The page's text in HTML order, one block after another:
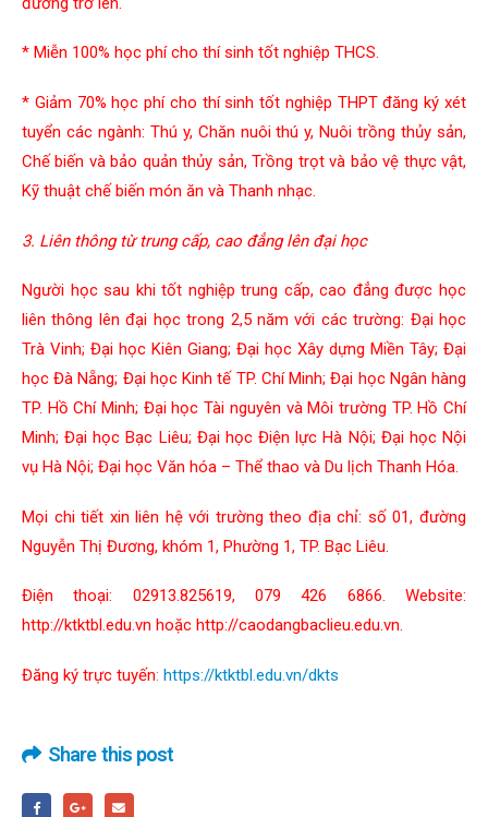
* Miễn 100% học phí cho thí sinh tốt nghiệp THCS.
* Giảm 70% học phí cho thí sinh tốt nghiệp THPT đăng ký xét
tuyển các ngành: Thú y, Chăn nuôi thú y, Nuôi trồng thủy sản,
Chế biến và bảo quản thủy sản, Trồng trọt và bảo vệ thực vật,
Kỹ thuật chế biến món ăn và Thanh nhạc.
3. Liên thông từ trung cấp, cao đẳng lên đại học
Người học sau khi tốt nghiệp trung cấp, cao đẳng được học
liên thông lên đại học trong 2,5 năm với các trường: Đại học
Trà Vinh; Đại học Kiên Giang; Đại học Xây dựng Miền Tây; Đại
học Đà Nẵng; Đại học Kinh tế TP. Chí Minh; Đại học Ngân hàng
TP. Hồ Chí Minh; Đại học Tài nguyên và Môi trường TP. Hồ Chí
Minh; Đại học Bạc Liêu; Đại học Điện lực Hà Nội; Đại học Nội
vụ Hà Nội; Đại học Văn hóa – Thể thao và Du lịch Thanh Hóa.
Mọi chi tiết xin liên hệ với trường theo địa chỉ: số 01, đường
Nguyễn Thị Đương, khóm 1, Phường 1, TP. Bạc Liêu.
Điện thoại: 02913.825619, 079 426 6866. Website:
http://ktktbl.edu.vn hoặc http://caodangbaclieu.edu.vn.
Đăng ký trực tuyến: https://ktktbl.edu.vn/dkts
Share this post